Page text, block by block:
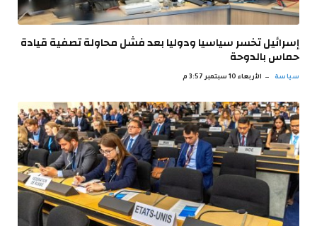
إسرائيل تخسر سياسيا ودوليا بعد فشل محاولة تصفية قيادة
حماس بالدوحة
سياسة الأربعاء 10 سبتمبر 3:57 م